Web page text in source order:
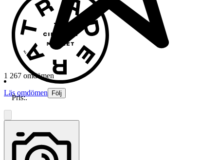
1 267 omdömen
Läs omdömen Följ
Pris:.